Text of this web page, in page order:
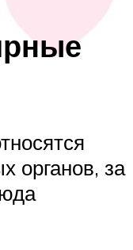
органов, за